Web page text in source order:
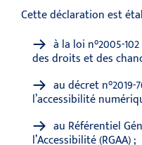
Cette déclaration est
à la loi n°2005-
des droits et des
au décret
l’accessibilité
au Référentiel
l’Accessibilité (RGAA) ;